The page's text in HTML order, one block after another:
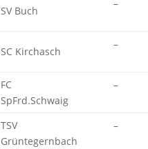
SV Buch
–
SC Kirchasch
–
FC
SpFrd.Schwaig
–
TSV
Grüntegernbach
–